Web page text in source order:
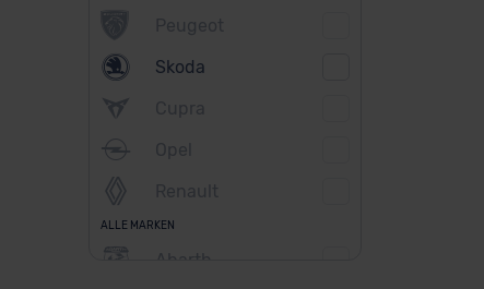
Peugeot
Skoda
Cupra
Opel
Renault
ALLE MARKEN
Abarth